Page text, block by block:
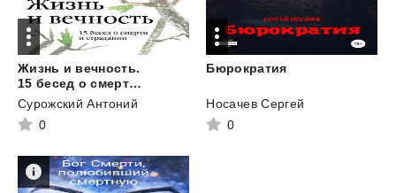
Жизнь и вечность.
15 бесед о смерти и страдании
Сурожский Антоний
0
Бюрократия
Носачев Сергей
0